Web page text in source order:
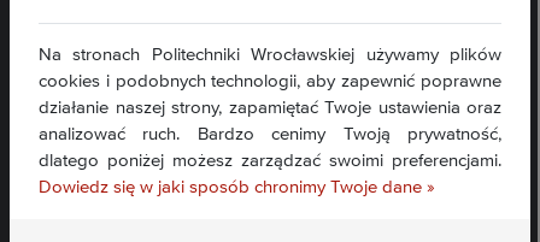
Plac Grunwaldzki 11
50-377 Wrocław
Deklaracja dostępności
Na stronach Politechniki Wrocławskiej używamy plików
cookies i podobnych technologii, aby zapewnić poprawne
działanie naszej strony, zapamiętać Twoje ustawienia oraz
analizować ruch. Bardzo cenimy Twoją prywatność,
dlatego poniżej możesz zarządzać swoimi preferencjami.
Dowiedz się w jaki sposób chronimy Twoje dane »